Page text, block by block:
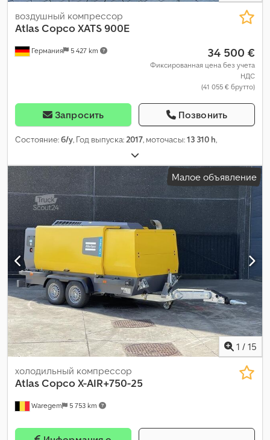
Германия 5 427 km
воздушный компрессор
Atlas CopcoXATS 900E
34 500 €
Фиксированная цена без учета
НДС
(41 055 € брутто)
Запросить Позвонить
Состояние:б/у, Год выпуска: 2017, моточасы:13 310 h,
Малое объявление
1 / 15
Waregem 5 753 km
холодильный компрессор
Atlas CopcoX-AIR+750-25